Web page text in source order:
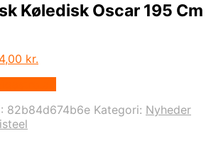
Køledisk Oscar 195 Cm
kr..
kr.
20.974,00 kr..
82b84d674b6e Kategori: Nyheder